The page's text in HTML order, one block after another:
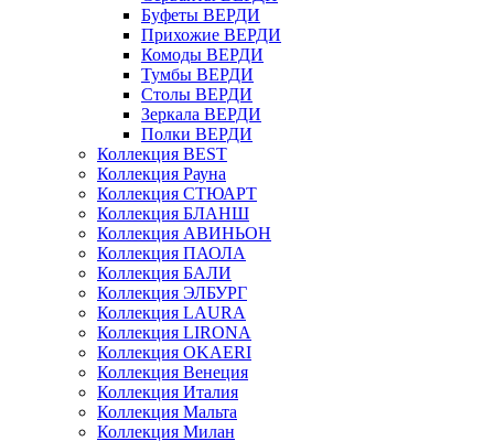
Буфеты ВЕРДИ
Прихожие ВЕРДИ
Комоды ВЕРДИ
Тумбы ВЕРДИ
Столы ВЕРДИ
Зеркала ВЕРДИ
Полки ВЕРДИ
Коллекция BEST
Коллекция Рауна
Коллекция СТЮАРТ
Коллекция БЛАНШ
Коллекция АВИНЬОН
Коллекция ПАОЛА
Коллекция БАЛИ
Коллекция ЭЛБУРГ
Коллекция LAURA
Коллекция LIRONA
Коллекция OKAERI
Коллекция Венеция
Коллекция Италия
Коллекция Мальта
Коллекция Милан